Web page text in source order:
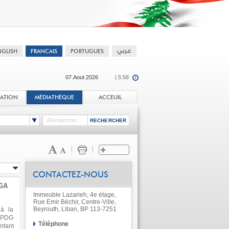
07.Aout.2026 | 5:58
MÉDIATHÈQUE ACCEUIL
à la
CONTACTEZ-NOUS
Immeuble Lazarieh, 4e étage,
Rue Emir Béchir, Centre-Ville,
Beyrouth, Liban, BP 113-7251
Téléphone